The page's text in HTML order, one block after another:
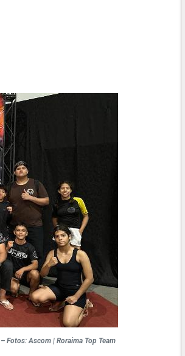
Fotos: Ascom | Roraima Top Team